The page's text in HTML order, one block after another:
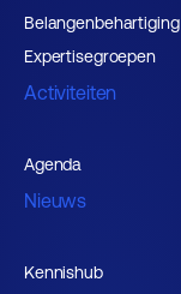
Belangenbehartiging
Expertisegroepen
Activiteiten
Agenda
Nieuws
Kennishub